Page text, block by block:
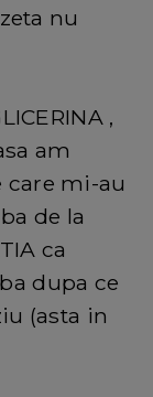
nu
,
am
care mi-au
de la
ca
dupa ce
(asta in